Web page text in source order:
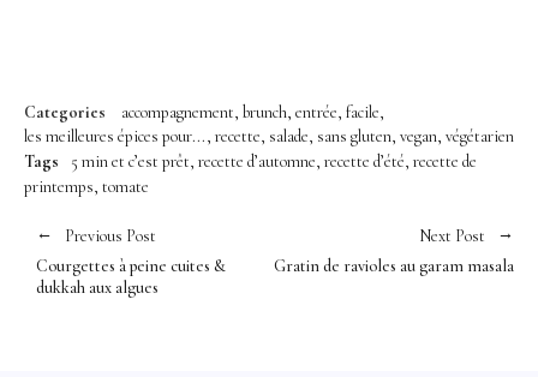
Categories accompagnement brunch entrée facile
les meilleures épices pour... recette salade sans gluten vegan végétarien
Tags
5 min et c’est prêt recette d’automne recette d’été recette de
printemps tomate
Previous Post
Courgettes à peine cuites &
dukkah aux algues
Next Post
Gratin de ravioles au garam masala